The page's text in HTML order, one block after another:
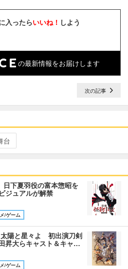
入ったらいいね！ しよう
の最新情報をお届けします
次の記事
台
下夏羽役の富本惣昭を
ジュアルが解禁
/ゲーム
陽と星々よ 初出演刀剣
昇大らキャスト＆キャ…
/ゲーム